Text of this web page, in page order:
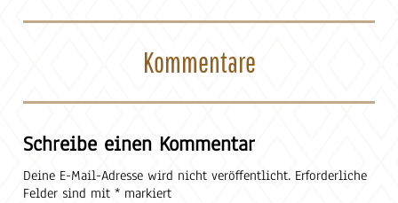
Kommentare
Schreibe einen Kommentar
Deine E-Mail-Adresse wird nicht veröffentlicht. Erforderliche
Felder sind mit* markiert